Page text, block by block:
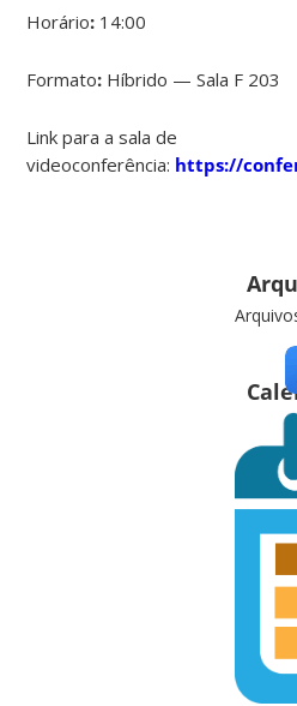
Horário: 14:00
Formato: Híbrido — Sala F 203
Link para a sala de
videoconferência: https://